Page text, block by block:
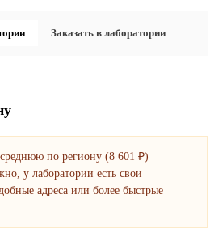
Заказать в лаборатории
по региону (8 601 ₽)
у лаборатории есть свои
адреса или более быстрые